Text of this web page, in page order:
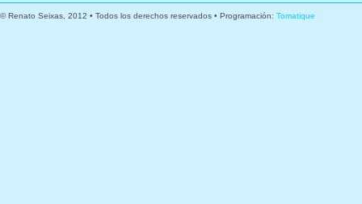
© Renato Seixas, 2012 • Todos los derechos reservados • Programación: Tomatique